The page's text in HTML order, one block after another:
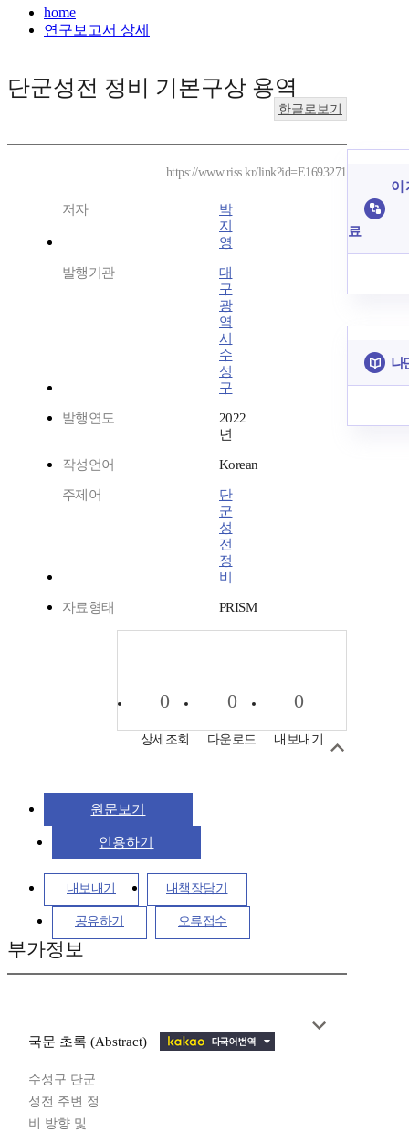
home
연구보고서 상세
단군성전 정비 기본구상 용역
한글로보기
https://www.riss.kr/link?id=E1693271
저자
박
지
영
발행기관
대
구
광
역
시
수
성
구
발행연도
2022
년
작성언어 Korean
주제어
단
군
성
전
정
비
자료형태 PRISM
0
상세조회
0
다운로드
0
내보내기
원문보기
인용하기
내보내기 내책장담기
공유하기 오류접수
부가정보
국문 초록 (Abstract)
수성구 단군
성전 주변 정
비 방향 및
이
료
나